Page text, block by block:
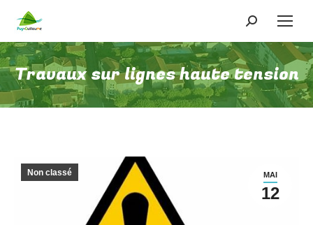
Travaux sur lignes haute tension
MAI
12
Non classé